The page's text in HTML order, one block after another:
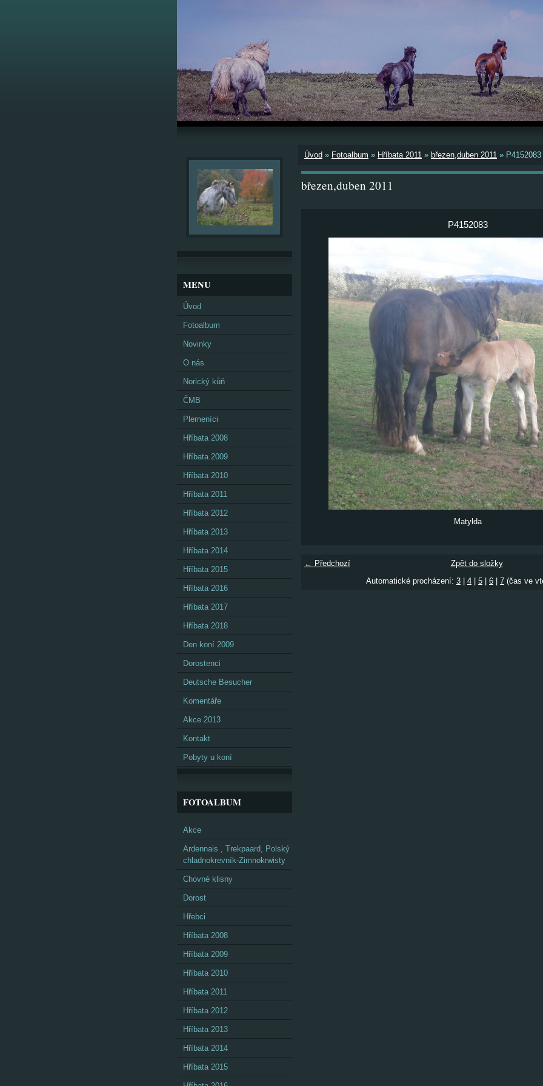
Úvod » Fotoalbum » Hříbata 2011 » březen,duben 2011 » P4152083
březen,duben 2011
P4152083
Matylda
← Předchozí
Zpět do složky
Automatické procházení: 3 4 5 6 7 (čas ve
MENU
Úvod
Fotoalbum
Novinky
O nás
Norický kůň
ČMB
Plemeníci
Hříbata 2008
Hříbata 2009
Hříbata 2010
Hříbata 2011
Hříbata 2012
Hříbata 2013
Hříbata 2014
Hříbata 2015
Hříbata 2016
Hříbata 2017
Hříbata 2018
Den koní 2009
Dorostenci
Deutsche Besucher
Komentáře
Akce 2013
Kontakt
Pobyty u koní
FOTOALBUM
Akce
Ardennais , Trekpaard, Polský
chladnokrevník-Zimnokrwisty
Chovné klisny
Dorost
Hřebci
Hříbata 2008
Hříbata 2009
Hříbata 2010
Hříbata 2011
Hříbata 2012
Hříbata 2013
Hříbata 2014
Hříbata 2015